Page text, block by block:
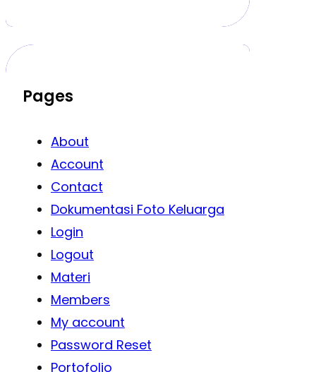
Pages
About
Account
Contact
Dokumentasi Foto Keluarga
Login
Logout
Materi
Members
My account
Password Reset
Portofolio